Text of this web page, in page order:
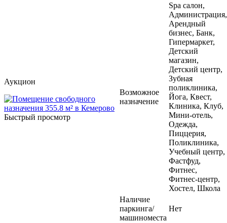
Аукцион
Быстрый просмотр
Возможное
назначение
Spa салон,
Администрация,
Арендный
бизнес, Банк,
Гипермаркет,
Детский
магазин,
Детский центр,
Зубная
поликлиника,
Йога, Квест,
Клиника, Клуб,
Мини-отель,
Одежда,
Пиццерия,
Поликлиника,
Учебный центр,
Фастфуд,
Фитнес,
Фитнес-центр,
Хостел, Школа
Наличие
паркинга/
машиноместа
Нет